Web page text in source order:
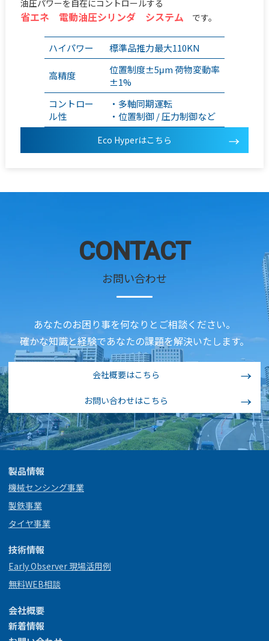
油圧パワーを自在にコントロールする
省エネ 電動油圧シリンダ システム です。
ハイパワー 標準品推力最大110KN
高精度
位置制度±5μm 荷物変動率
±1%
コントロー
ル性
・多軸同期運転
・位置制御 / 圧力制御など
Eco Hyperはこちら
CONTACT
お問い合わせ
あなたのお困り事を何なりとご相談ください。
確かな知識と経験であなたの課題を解決いたします。
会社概要はこちら
お問い合わせはこちら
製品情報
機械センシング事業
製鉄事業
タイヤ事業
技術情報
Early Observer 現場活用例
無料WEB相談
会社概要
新着情報